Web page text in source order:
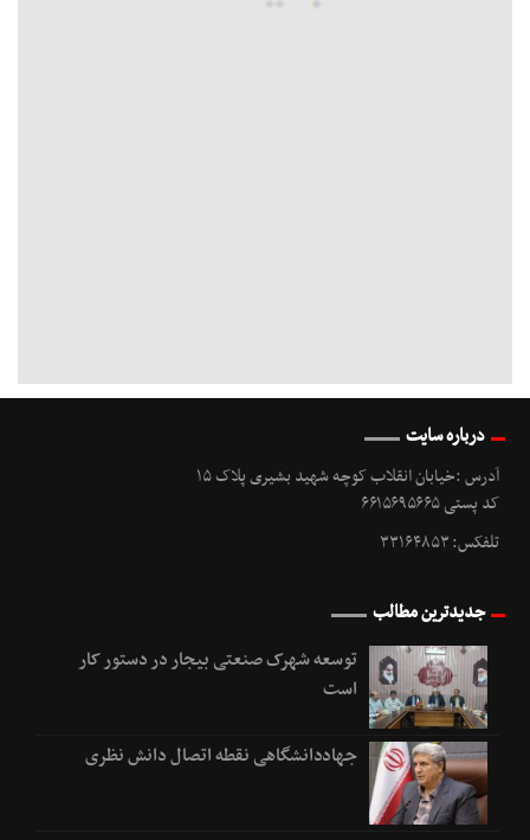
درباره سایت
آدرس :خیابان انقلاب کوچه شهید بشیری پلاک ۱۵
کد پستی ۶۶۱۵۶۹۵۶۶۵
تلفکس: ۳۳۱۶۴۸۵۳
جدیدترین مطالب
توسعه شهرک صنعتی بیجار در دستور کار
است
جهاددانشگاهی نقطه اتصال دانش نظری